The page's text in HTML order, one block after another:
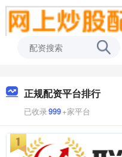
正规配资平台排行
已收录999+家平台